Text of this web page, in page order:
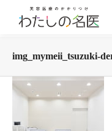
img_mymeii_tsuzuki-